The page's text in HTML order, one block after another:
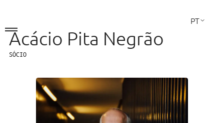
A Sociedade
Áreas de Atuação
PT
Acácio Pita Negrão
SÓCIO